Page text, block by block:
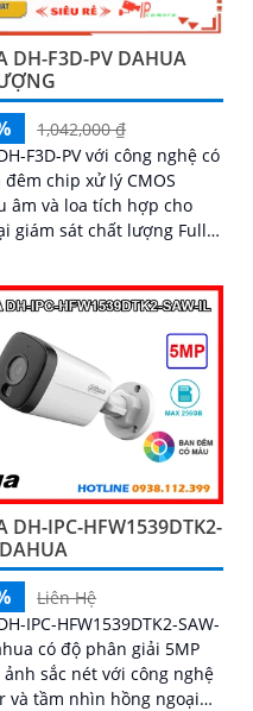
DH-F3D-PV DAHUA
1,042,000 ₫
F3D-PV với công nghệ có
chip xử lý CMOS
âm và loa tích hợp cho
giám sát chất lượng Full
công nghệ IP Wifi kết nối
DH-IPC-HFW1539DTK2-
Liên Hệ
IPC-HFW1539DTK2-SAW-
có độ phân giải 5MP
sắc nét với công nghệ
và tầm nhìn hồng ngoại